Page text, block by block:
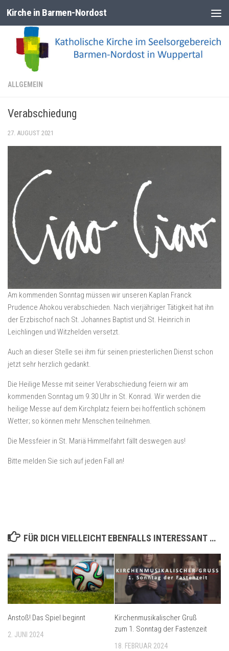
Zum Inhalt springen
Kirche in Barmen-Nordost
ALLGEMEIN
Verabschiedung
27. AUGUST 2021
Am kommenden Sonntag müssen wir unseren Kaplan Franck
Prudence Ahokou verabschieden. Nach vierjähriger Tätigkeit hat ihn
der Erzbischof nach St. Johannes Baptist und St. Heinrich in
Leichlingen und Witzhelden versetzt.
Auch an dieser Stelle sei ihm für seinen priesterlichen Dienst schon
jetzt sehr herzlich gedankt.
Die Heilige Messe mit seiner Verabschiedung feiern wir am
kommenden Sonntag um 9.30 Uhr in St. Konrad. Wir werden die
heilige Messe auf dem Kirchplatz feiern bei hoffentlich schönem
Wetter; so können mehr Menschen teilnehmen.
Die Messfeier in St. Mariä Himmelfahrt fällt deswegen aus!
Bitte melden Sie sich auf jeden Fall an!
FÜR DICH VIELLEICHT EBENFALLS INTERESSANT …
Anstoß! Das Spiel beginnt
2. JUNI 2024
Kirchenmusikalischer Gruß
zum 1. Sonntag der Fastenzeit
18. FEBRUAR 2024